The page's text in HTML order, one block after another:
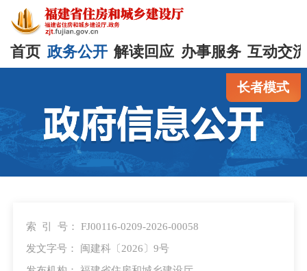
首页 政务公开 解读回应 办事服务 互动交
长者模式
索 引 号： FJ00116-0209-2026-00058
发文字号： 闽建科〔2026〕9号